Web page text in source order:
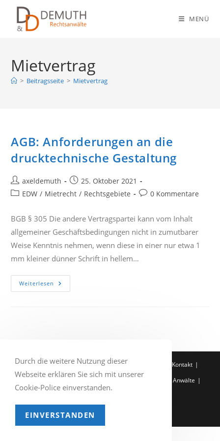
springen
MENÜ
Mietvertrag
> Beitragsseite > Mietvertrag
AGB: Anforderungen an die
drucktechnische Gestaltung
Beitrags-
Autor:
axeldemuth
Beitrag
veröffentlicht:
25. Oktober 2021
Beitrags-
EDW / Mietrecht / Rechtsgebiete
Beitrags-
0 Kommentare
BGB § 305 Die andere Vertragspartei kann vom Inhalt
allgemeiner Geschäftsbedingungen nicht in zumutbarer
Weise Kenntnis nehmen, wenn diese in einer nur etwa 1
mm kleiner dünner Schrift in hellem…
Weiterlesen AGB:
Anforderungen
Q-Zertifikat Impressum Datenschutzerklärung
Kontakt
Anwälte
Copyright 2026 - Demuth Rechtsanwälte
Durch die weitere Nutzung dieser
Webseite erklären Sie sich mit unserer
Cookie-Police einverstanden.
EINVERSTANDEN